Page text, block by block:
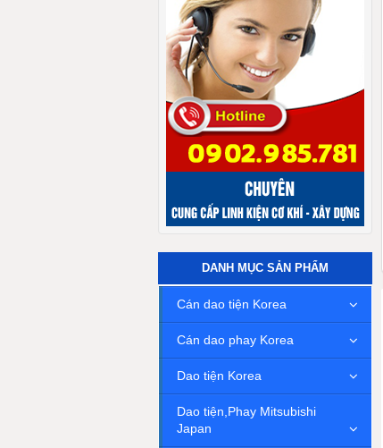
DANH MỤC SẢN PHẨM
Cán dao tiện Korea
Cán dao phay Korea
Dao tiện Korea
Dao tiện,Phay Mitsubishi
Japan